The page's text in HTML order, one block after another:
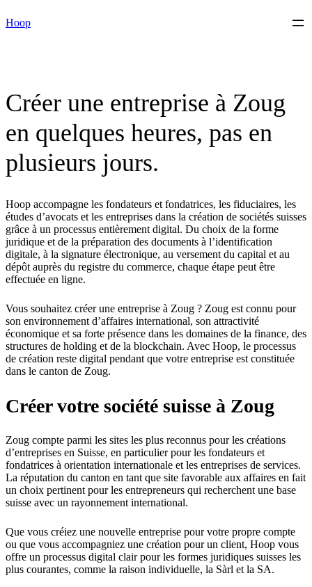
to
Hoop
Créer une entreprise à Zoug
en quelques heures, pas en
plusieurs jours.
Hoop accompagne les fondateurs et fondatrices, les fiduciaires, les
études d’avocats et les entreprises dans la création de sociétés suisses
grâce à un processus entièrement digital. Du choix de la forme
juridique et de la préparation des documents à l’identification
digitale, à la signature électronique, au versement du capital et au
dépôt auprès du registre du commerce, chaque étape peut être
effectuée en ligne.
Vous souhaitez créer une entreprise à Zoug ? Zoug est connu pour
son environnement d’affaires international, son attractivité
économique et sa forte présence dans les domaines de la finance, des
structures de holding et de la blockchain. Avec Hoop, le processus
de création reste digital pendant que votre entreprise est constituée
dans le canton de Zoug.
Créer votre société suisse à Zoug
Zoug compte parmi les sites les plus reconnus pour les créations
d’entreprises en Suisse, en particulier pour les fondateurs et
fondatrices à orientation internationale et les entreprises de services.
La réputation du canton en tant que site favorable aux affaires en fait
un choix pertinent pour les entrepreneurs qui recherchent une base
suisse avec un rayonnement international.
Que vous créiez une nouvelle entreprise pour votre propre compte
ou que vous accompagniez une création pour un client, Hoop vous
offre un processus digital clair pour les formes juridiques suisses les
plus courantes, comme la raison individuelle, la Sàrl et la SA.